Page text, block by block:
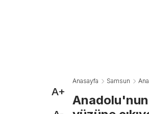
A+
Anasayfa Samsun
Anadolu'nun